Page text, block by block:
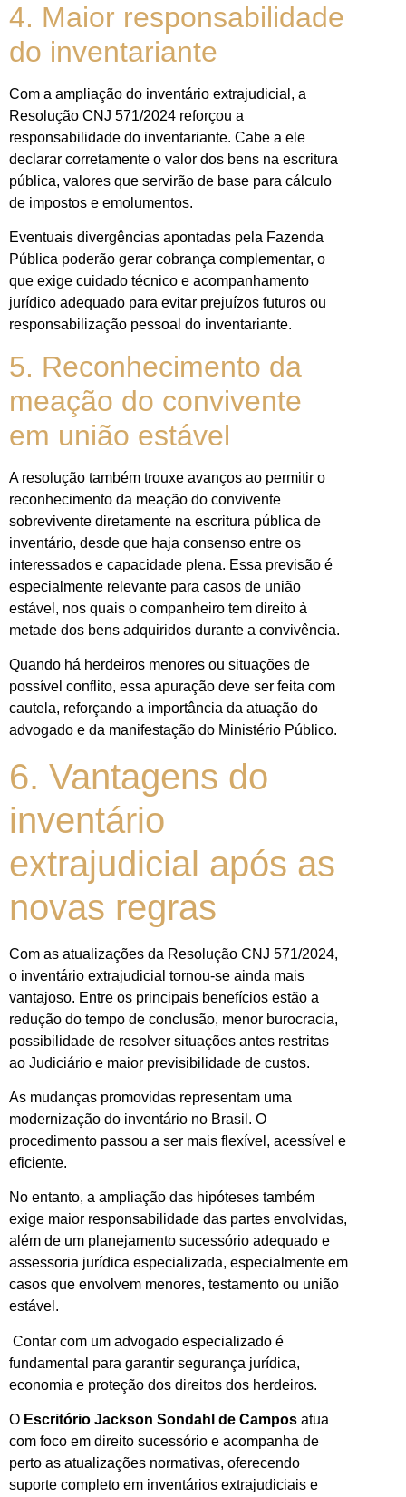
4. Maior responsabilidade
do inventariante
Com a ampliação do inventário extrajudicial, a
Resolução CNJ 571/2024 reforçou a
responsabilidade do inventariante. Cabe a ele
declarar corretamente o valor dos bens na escritura
pública, valores que servirão de base para cálculo
de impostos e emolumentos.
Eventuais divergências apontadas pela Fazenda
Pública poderão gerar cobrança complementar, o
que exige cuidado técnico e acompanhamento
jurídico adequado para evitar prejuízos futuros ou
responsabilização pessoal do inventariante.
5. Reconhecimento da
meação do convivente
em união estável
A resolução também trouxe avanços ao permitir o
reconhecimento da meação do convivente
sobrevivente diretamente na escritura pública de
inventário, desde que haja consenso entre os
interessados e capacidade plena. Essa previsão é
especialmente relevante para casos de união
estável, nos quais o companheiro tem direito à
metade dos bens adquiridos durante a convivência.
Quando há herdeiros menores ou situações de
possível conflito, essa apuração deve ser feita com
cautela, reforçando a importância da atuação do
advogado e da manifestação do Ministério Público.
6. Vantagens do
inventário
extrajudicial após as
novas regras
Com as atualizações da Resolução CNJ 571/2024,
o inventário extrajudicial tornou-se ainda mais
vantajoso. Entre os principais benefícios estão a
redução do tempo de conclusão, menor burocracia,
possibilidade de resolver situações antes restritas
ao Judiciário e maior previsibilidade de custos.
As mudanças promovidas representam uma
modernização do inventário no Brasil. O
procedimento passou a ser mais flexível, acessível e
eficiente.
No entanto, a ampliação das hipóteses também
exige maior responsabilidade das partes envolvidas,
além de um planejamento sucessório adequado e
assessoria jurídica especializada, especialmente em
casos que envolvem menores, testamento ou união
estável.
Contar com um advogado especializado é
fundamental para garantir segurança jurídica,
economia e proteção dos direitos dos herdeiros.
O Escritório Jackson Sondahl de Campos atua
com foco em direito sucessório e acompanha de
perto as atualizações normativas, oferecendo
suporte completo em inventários extrajudiciais e